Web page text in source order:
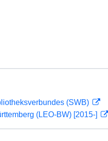
(SWB)
(LEO-BW) [2015-]